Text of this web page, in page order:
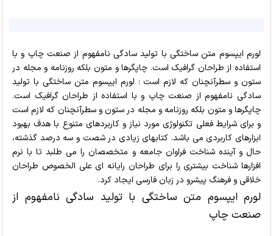
لورم ایپسوم متن ساختگی با تولید سادگی نامفهوم از صنعت چاپ و با
استفاده از طراحان گرافیک است. چاپگرها و متون بلکه روزنامه و مجله در
ستون و سطرآنچنان که لازم است : لورم ایپسوم متن ساختگی با تولید
سادگی نامفهوم از صنعت چاپ و با استفاده از طراحان گرافیک است.
چاپگرها و متون بلکه روزنامه و مجله در ستون و سطرآنچنان که لازم است
و برای شرایط فعلی تکنولوژی مورد نیاز و کاربردهای متنوع با هدف بهبود
ابزارهای کاربردی می باشد. کتابهای زیادی در شصت و سه درصد گذشته،
حال و آینده شناخت فراوان جامعه و متخصصان را می طلبد تا با نرم
افزارها شناخت بیشتری را برای طراحان رایانه ای علی الخصوص طراحان
خلاقی و فرهنگ پیشرو در زبان فارسی ایجاد کرد.
لورم ایپسوم متن ساختگی با تولید سادگی نامفهوم از
صنعت چاپ